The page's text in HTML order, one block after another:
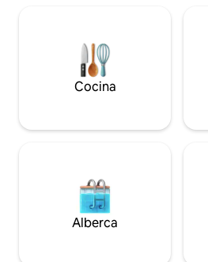
minutos y las primeras playas a
de 10 minutos. Posibilidad de alquilar el
garaje al pie de la vivienda.
Cocina
Alberca